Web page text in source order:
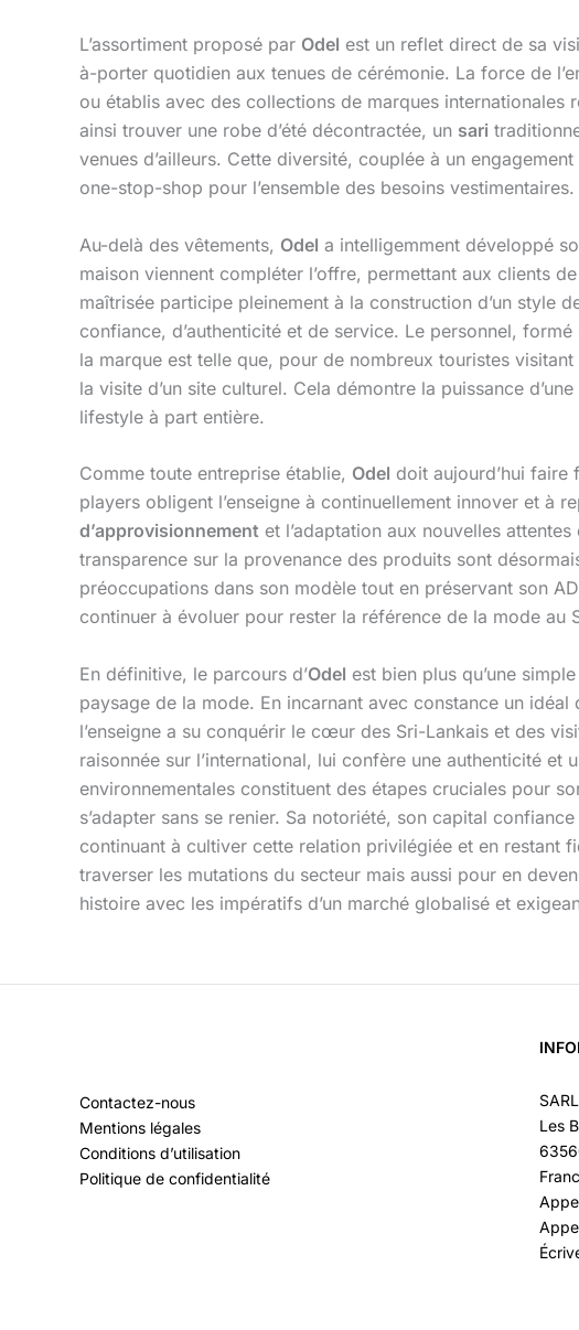
L’assortiment proposé par Odel est un reflet direct de sa
à-porter quotidien aux tenues de cérémonie. La force de
ou établis avec des collections de marques
ainsi trouver une robe d’été décontractée, un sari
venues d’ailleurs. Cette diversité, couplée à un engagement
one-stop-shop pour l’ensemble des besoins vestimentaires.
Au-delà des vêtements, Odel a intelligemment développé
maison viennent compléter l’offre, permettant aux clients
maîtrisée participe pleinement à la construction d’un style
confiance, d’authenticité et de service. Le personnel,
la marque est telle que, pour de nombreux touristes
la visite d’un site culturel. Cela démontre la puissance
lifestyle à part entière.
Comme toute entreprise établie, Odel doit aujourd’hui faire
players obligent l’enseigne à continuellement innover et à
d’approvisionnement et l’adaptation aux nouvelles
transparence sur la provenance des produits sont
préoccupations dans son modèle tout en préservant son
continuer à évoluer pour rester la référence de la mode au
En définitive, le parcours d’Odel est bien plus qu’une
paysage de la mode. En incarnant avec constance un
l’enseigne a su conquérir le cœur des Sri-Lankais et des
raisonnée sur l’international, lui confère une authenticité
environnementales constituent des étapes cruciales pour
s’adapter sans se renier. Sa notoriété, son capital
continuant à cultiver cette relation privilégiée et en restant
traverser les mutations du secteur mais aussi pour en
histoire avec les impératifs d’un marché globalisé et
Contactez-nous
Mentions légales
Conditions d’utilisation
Politique de confidentialité
Les